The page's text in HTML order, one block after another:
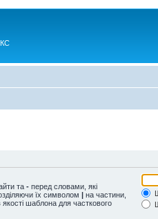
та - перед словами, які
їх символом | на частини,
шаблона для часткового